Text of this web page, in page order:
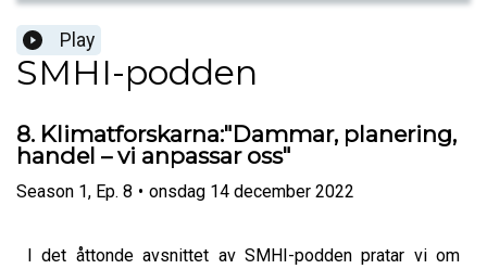
Play
SMHI-podden
8. Klimatforskarna:"Dammar, planering,
handel – vi anpassar oss"
Season 1, Ep. 8 • onsdag 14 december 2022
I det åttonde avsnittet av SMHI-podden pratar vi om